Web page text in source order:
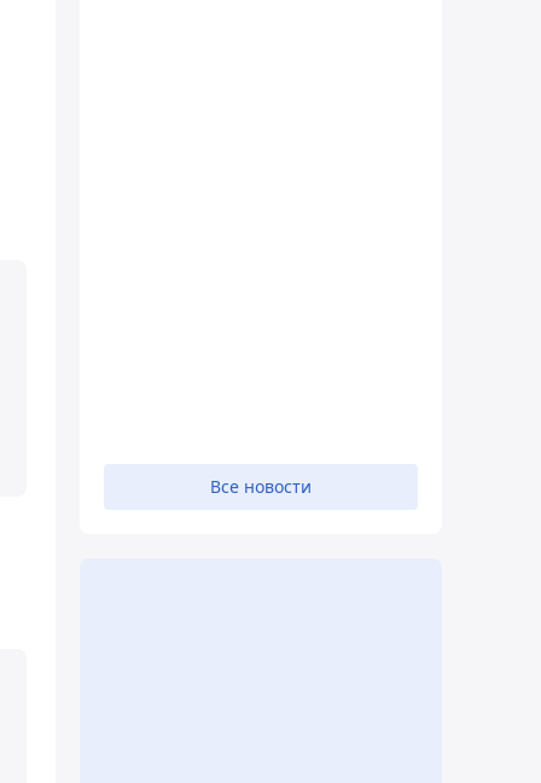
Все новости